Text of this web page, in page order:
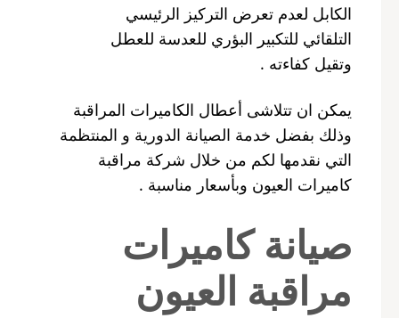
الكابل لعدم تعرض التركيز الرئيسي
التلقائي للتكبير البؤري للعدسة للعطل
وتقيل كفاءته .
يمكن ان تتلاشى أعطال الكاميرات المراقبة
وذلك بفضل خدمة الصيانة الدورية و المنتظمة
التي نقدمها لكم من خلال شركة مراقبة
كاميرات العيون وبأسعار مناسبة .
صيانة كاميرات
مراقبة العيون